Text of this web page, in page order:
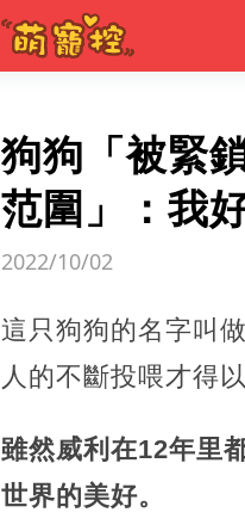
狗狗「被緊
范圍」：我
2022/10/02
這只狗狗的名字叫
人的不斷投喂才得
雖然威利在12年里
世界的美好。